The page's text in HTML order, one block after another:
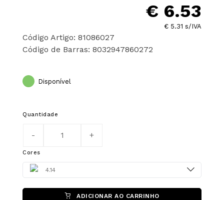
€ 6.53
€ 5.31 s/IVA
Código Artigo: 81086027
Código de Barras: 8032947860272
Disponível
Quantidade
Cores
Color 4.14
ADICIONAR AO CARRINHO